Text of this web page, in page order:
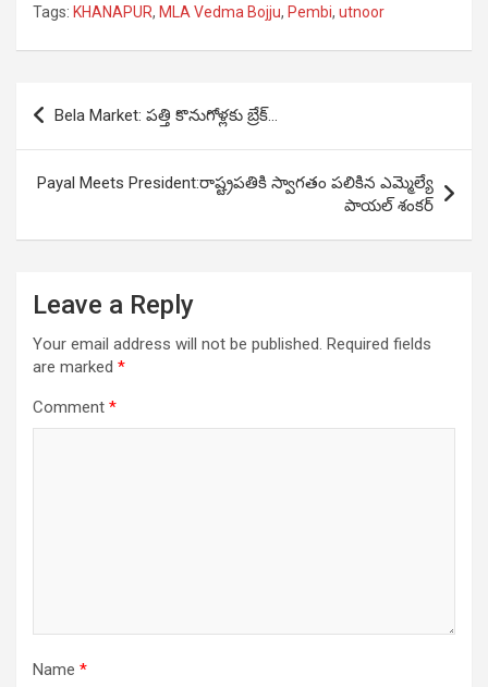
Tags: KHANAPUR, MLA Vedma Bojju, Pembi, utnoor
Post
navigation
Bela Market: పత్తి కొనుగోళ్లకు బ్రేక్…
Payal Meets President:రాష్ట్రపతికి స్వాగతం పలికిన ఎమ్మెల్యే
పాయల్‌ శంకర్‌
Leave a Reply
Your email address will not be published. Required fields
are marked *
Comment *
Name *